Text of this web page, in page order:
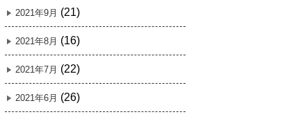
2021年9月 (21)
2021年8月 (16)
2021年7月 (22)
2021年6月 (26)